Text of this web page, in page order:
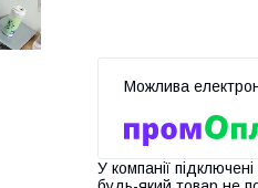
У компанії